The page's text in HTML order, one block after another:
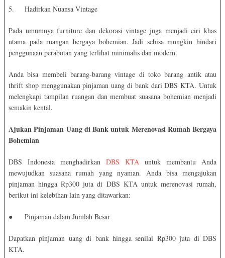
5. Hadirkan Nuansa Vintage
Pada umumnya furniture dan dekorasi vintage juga menjadi ciri khas
utama pada ruangan bergaya bohemian. Jadi sebisa mungkin hindari
penggunaan perabotan yang terlihat minimalis dan modern.
Anda bisa membeli barang-barang vintage di toko barang antik atau
thrift shop menggunakan pinjaman uang di bank dari DBS KTA. Untuk
melengkapi tampilan ruangan dan membuat suasana bohemian menjadi
semakin kental.
Ajukan Pinjaman Uang di Bank untuk Merenovasi Rumah Bergaya
Bohemian
DBS Indonesia menghadirkan DBS KTA untuk membantu Anda
mewujudkan suasana rumah yang nyaman. Anda bisa mengajukan
pinjaman hingga Rp300 juta di DBS KTA untuk merenovasi rumah,
berikut ini kelebihan lain yang ditawarkan:
● Pinjaman dalam Jumlah Besar
Dapatkan pinjaman uang di bank hingga senilai Rp300 juta di DBS
KTA.